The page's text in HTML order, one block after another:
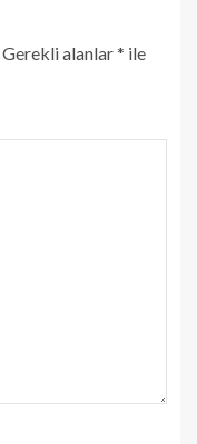
Gerekli alanlar* ile